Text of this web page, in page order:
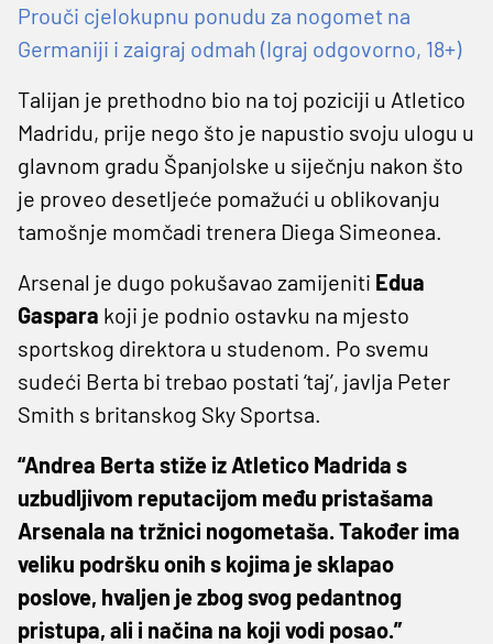
Prouči cjelokupnu ponudu za nogomet na
Germaniji i zaigraj odmah (Igraj odgovorno, 18+)
Talijan je prethodno bio na toj poziciji u Atletico
Madridu, prije nego što je napustio svoju ulogu u
glavnom gradu Španjolske u siječnju nakon što
je proveo desetljeće pomažući u oblikovanju
tamošnje momčadi trenera Diega Simeonea.
Arsenal je dugo pokušavao zamijeniti Edua
Gaspara koji je podnio ostavku na mjesto
sportskog direktora u studenom. Po svemu
sudeći Berta bi trebao postati ‘taj’, javlja Peter
Smith s britanskog Sky Sportsa.
“Andrea Berta stiže iz Atletico Madrida s
uzbudljivom reputacijom među pristašama
Arsenala na tržnici nogometaša. Također ima
veliku podršku onih s kojima je sklapao
poslove, hvaljen je zbog svog pedantnog
pristupa, ali i načina na koji vodi posao.”